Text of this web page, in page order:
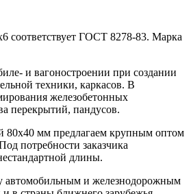
соответствует ГОСТ 8278-83. Марка
и вагоностроении при создании
техники, каркасов. В
железобетонных
перекрытий, пандусов.
80х40 мм предлагаем крупным оптом
потребности заказчика
длины.
автомобильным и железнодорожным